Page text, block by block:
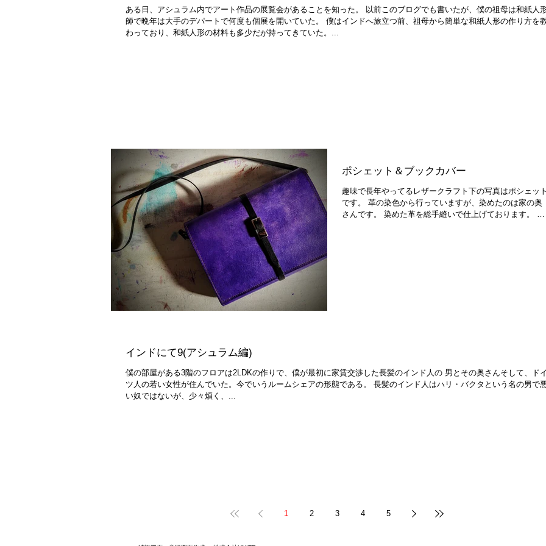
ある日、アシュラム内でアート作品の展覧会があることを知った。 以前このブログでも書いたが、僕の祖母は和紙人
師で晩年は大手のデパートで何度も個展を開いていた。 僕はインドへ旅立つ前、祖母から簡単な和紙人形の作り方を
わっており、和紙人形の材料も多少だが持ってきていた。...
ポシェット＆ブックカバー
趣味で長年やってるレザークラフト下の写真はポシェット
です。 革の染色から行っていますが、染めたのは家の奥
さんです。 染めた革を総手縫いで仕上げております。 ベ
インドにて9(アシュラム編)
僕の部屋がある3階のフロアは2LDKの作りで、僕が最初に家賃交渉した長髪のインド人の 男とその奥さんそして、ドイ
ツ人の若い女性が住んでいた。今でいうルームシェアの形態である。 長髪のインド人はハリ・バクタという名の男で
い奴ではないが、少々煩く、...
1 2 3 4 5